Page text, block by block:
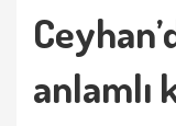
anlamlı